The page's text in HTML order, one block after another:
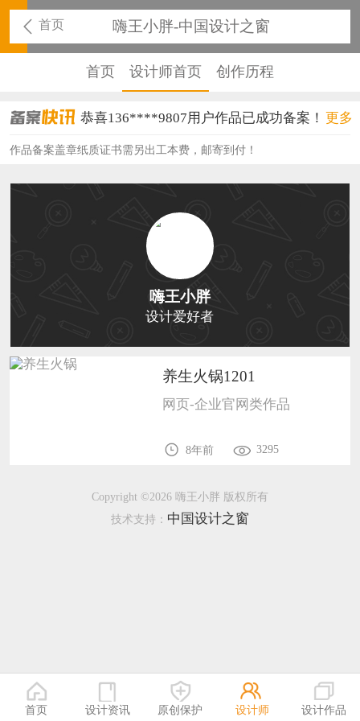
首页 嗨王小胖-中国设计之窗
首页 设计师首页 创作历程
恭喜136****9807用户作品已成功备案！
恭喜159****4930用户作品已成功备案！
恭喜150****6483用户作品已成功备案！
恭喜131****2473用户作品已成功备案！
恭喜159****4201用户作品已成功备案！
恭喜133****6466用户作品已成功备案！
恭喜131****1475用户作品已成功备案！
恭喜133****8874用户作品已成功备案！
恭喜138****8638用户作品已成功备案！
恭喜133****9020用户作品已成功备案！
更多
作品备案盖章纸质证书需另出工本费，邮寄到付！
嗨王小胖
设计爱好者
养生火锅1201
网页-企业官网类作品
8年前 3295
Copyright ©2026 嗨王小胖 版权所有
技术支持： 中国设计之窗
首页 设计资讯 原创保护 设计师 设计作品